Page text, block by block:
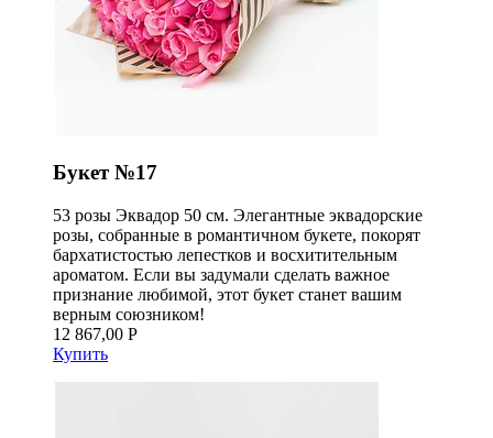
Букет №17
53 розы Эквадор 50 см. Элегантные эквадорские
розы, собранные в романтичном букете, покорят
бархатистостью лепестков и восхитительным
ароматом. Если вы задумали сделать важное
признание любимой, этот букет станет вашим
верным союзником!
12 867,00 Р
Купить